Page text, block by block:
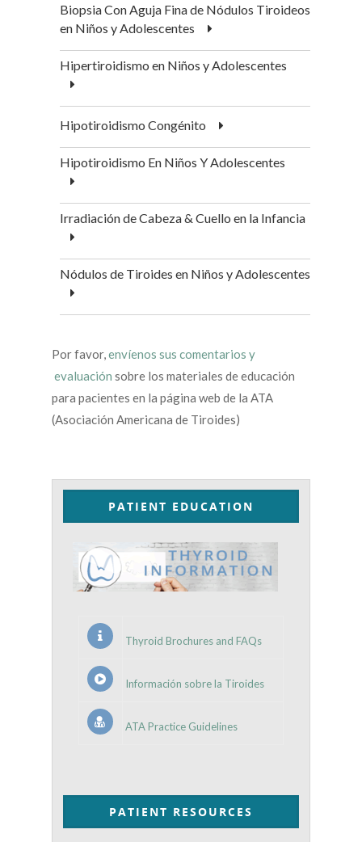
Biopsia Con Aguja Fina de Nódulos Tiroideos
en Niños y Adolescentes
Hipertiroidismo en Niños y Adolescentes
Hipotiroidismo Congénito
Hipotiroidismo En Niños Y Adolescentes
Irradiación de Cabeza & Cuello en la Infancia
Nódulos de Tiroides en Niños y Adolescentes
Por favor, envíenos sus comentarios y
evaluación sobre los materiales de educación
para pacientes en la página web de la ATA
(Asociación Americana de Tiroides)
PATIENT EDUCATION
Thyroid Brochures and FAQs
Información sobre la Tiroides
ATA Practice Guidelines
PATIENT RESOURCES